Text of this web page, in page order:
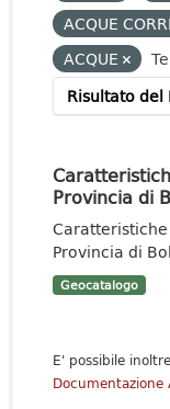
ACQUE
ACQUE
Risultato del
Provincia di
Provincia di
Geocatalogo
E' possibile
Documentazione